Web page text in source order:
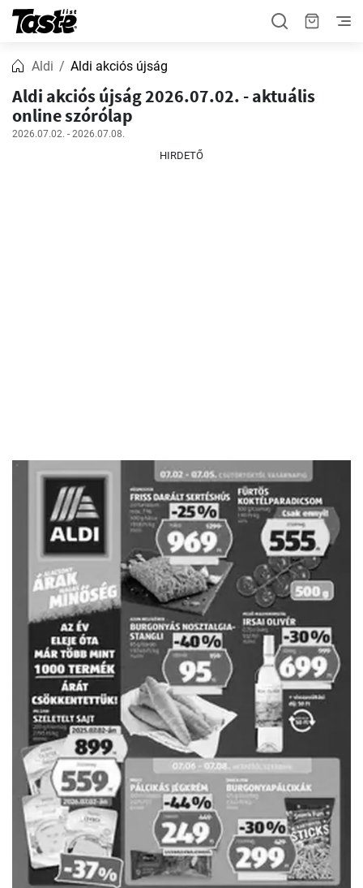
Aldi Aldi akciós újság
Aldi akciós újság 2026.07.02. - aktuális
online szórólap
2026.07.02. - 2026.07.08.
HIRDETŐ
HIRDETŐ
HIRDETŐ